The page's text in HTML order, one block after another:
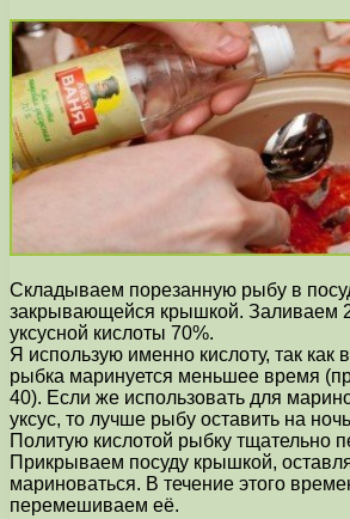
Складываем порезанную рыбу в
закрывающейся крышкой. Заливаем
уксусной кислоты 70%.
Я использую именно кислоту, так как
рыбка маринуется меньшее время
40). Если же использовать для
уксус, то лучше рыбу оставить на
Политую кислотой рыбку тщательно
Прикрываем посуду крышкой,
мариноваться. В течение этого
перемешиваем её.